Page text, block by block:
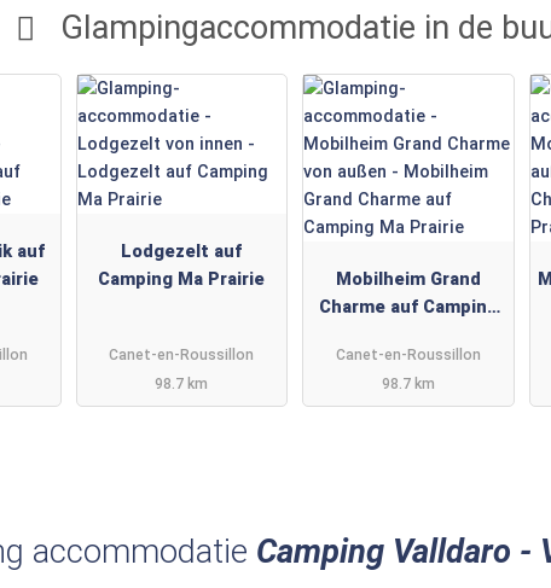
Glampingaccommodatie in de
auf
Lodgezelt auf
Camping Ma Prairie
Canet-en-Roussillon
98.7 km
Mobilheim Grand
Charme auf Camping
Canet-en-Roussillon
98.7 km
accommodatie Camping Valldaro -